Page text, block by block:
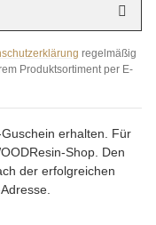
regelmäßig
Produktsortiment per E-
erhalten. Für
Shop. Den
der erfolgreichen